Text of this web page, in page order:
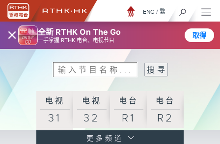
× 全新 RTHK On The Go
一手掌握 RTHK 电台、电视节目
取得
ENG / 繁
电视
31
电视
32
电台
R1
电台
R2
更多频道